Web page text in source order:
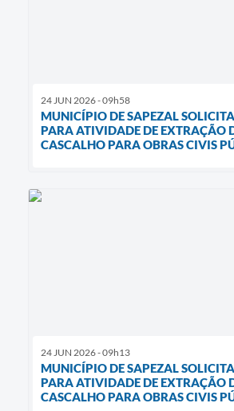
24 JUN 2026 - 09h58
MUNICÍPIO DE SAPEZAL
PARA ATIVIDADE DE EXTRAÇÃO
CASCALHO PARA OBRAS CIVIS
24 JUN 2026 - 09h13
MUNICÍPIO DE SAPEZAL
PARA ATIVIDADE DE EXTRAÇÃO
CASCALHO PARA OBRAS CIVIS